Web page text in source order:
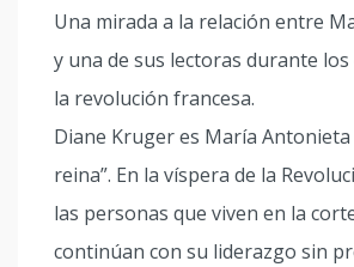
Una mirada a la relación entre
y una de sus lectoras durante los
la revolución francesa.
Diane Kruger es María Antonieta
reina”. En la víspera de la
las personas que viven en la
continúan con su liderazgo sin